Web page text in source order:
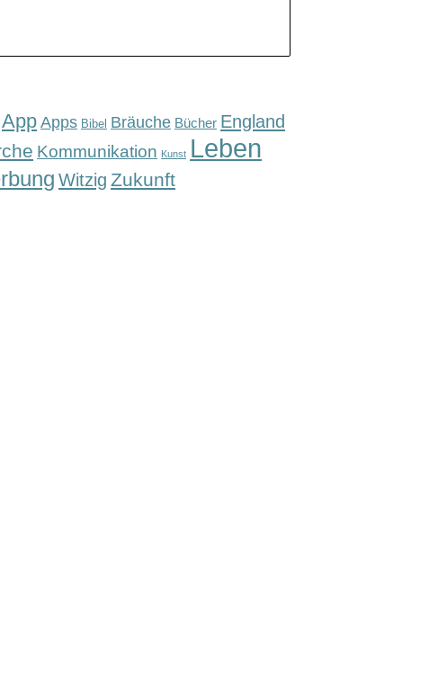
App Apps Bibel Bräuche Bücher England
Kommunikation Kunst Leben
Witzig Zukunft